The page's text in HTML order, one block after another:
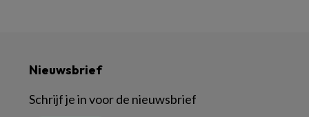
Nieuwsbrief
Schrijf je in voor de nieuwsbrief